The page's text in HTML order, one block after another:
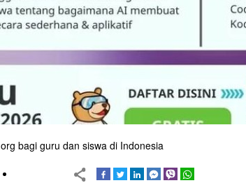
bagi guru dan siswa di Indonesia